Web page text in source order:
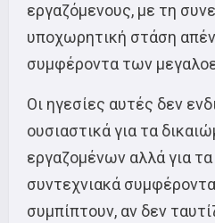
εργαζόμενους, με τη
υποχωρητική στάση
συμφέροντα των
Οι ηγεσίες αυτές δεν
ουσιαστικά για τα
εργαζομένων αλλά για
συντεχνιακά
συμπίπτουν, αν δεν